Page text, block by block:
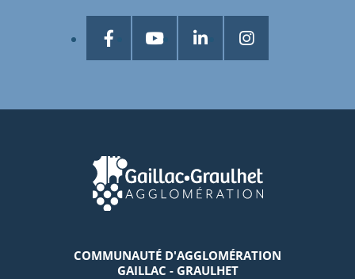
COMMUNAUTÉ D'AGGLOMÉRATION
GAILLAC - GRAULHET